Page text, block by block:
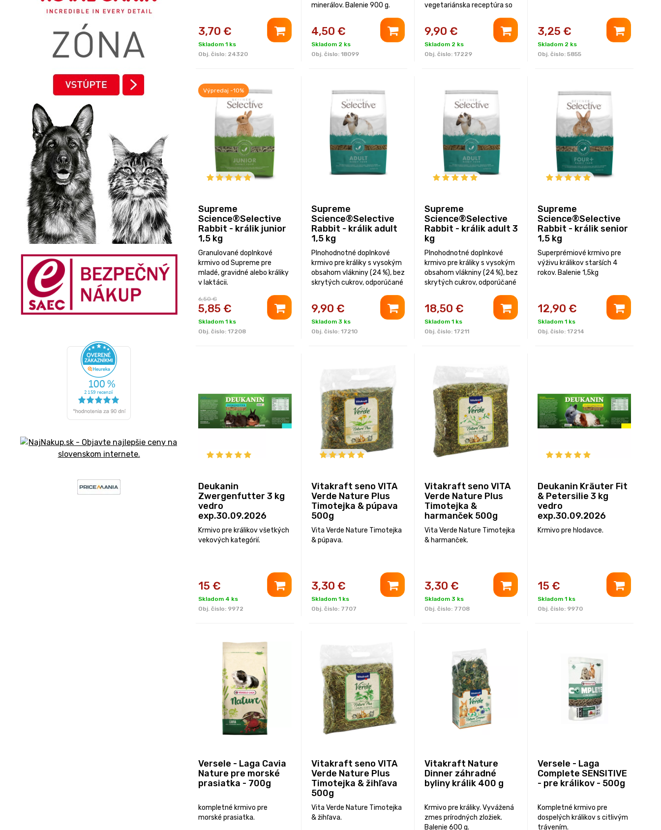
3,70 €
Skladom 1 ks
Obj. čislo: 24320
minerálov. Balenie 900 g.
4,50 €
Skladom 2 ks
Obj. čislo: 18099
vegetariánska receptúra so
živinami, bez prídavku cukru.
9,90 €
Skladom 2 ks
Obj. čislo: 17229
3,25 €
Skladom 2 ks
Obj. čislo: 5855
Výpredaj -10%
Supreme
Science®Selective
Rabbit - králik junior
1,5 kg
Granulované doplnkové
krmivo od Supreme pre
mladé, gravidné alebo králiky
v laktácii.
6,50 €
5,85 €
Skladom 1 ks
Obj. čislo: 17208
Supreme
Science®Selective
Rabbit - králik adult
1,5 kg
Plnohodnotné doplnkové
krmivo pre králiky s vysokým
obsahom vlákniny (24 %), bez
skrytých cukrov, odporúčané
9,90 €
Skladom 3 ks
Obj. čislo: 17210
Supreme
Science®Selective
Rabbit - králik adult 3
kg
Plnohodnotné doplnkové
krmivo pre králiky s vysokým
obsahom vlákniny (24 %), bez
skrytých cukrov, odporúčané
18,50 €
Skladom 1 ks
Obj. čislo: 17211
Supreme
Science®Selective
Rabbit - králik senior
1,5 kg
Superprémiové krmivo pre
výživu králikov starších 4
rokov. Balenie 1,5kg
12,90 €
Skladom 1 ks
Obj. čislo: 17214
Deukanin
Zwergenfutter 3 kg
vedro
exp.30.09.2026
Krmivo pre králikov všetkých
vekových kategórií.
15 €
Skladom 4 ks
Obj. čislo: 9972
Vitakraft seno VITA
Verde Nature Plus
Timotejka & púpava
500g
Vita Verde Nature Timotejka
& púpava.
3,30 €
Skladom 1 ks
Obj. čislo: 7707
Vitakraft seno VITA
Verde Nature Plus
Timotejka &
harmanček 500g
Vita Verde Nature Timotejka
& harmanček.
3,30 €
Skladom 3 ks
Obj. čislo: 7708
Deukanin Kräuter Fit
& Petersilie 3 kg
vedro
exp.30.09.2026
Krmivo pre hlodavce.
15 €
Skladom 1 ks
Obj. čislo: 9970
Versele - Laga Cavia
Nature pre morské
prasiatka - 700g
kompletné krmivo pre
morské prasiatka.
Vitakraft seno VITA
Verde Nature Plus
Timotejka & žihľava
500g
Vita Verde Nature Timotejka
& žihľava.
Vitakraft Nature
Dinner záhradné
byliny králik 400 g
Krmivo pre králiky. Vyvážená
zmes prírodných zložiek.
Balenie 600 g.
Versele - Laga
Complete SENSITIVE
- pre králikov - 500g
Kompletné krmivo pre
dospelých králikov s citlivým
trávením.